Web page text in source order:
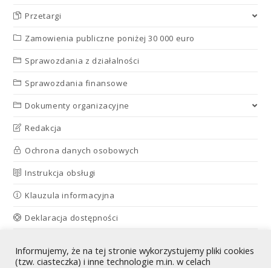
Przetargi
Zamowienia publiczne poniżej 30 000 euro
Sprawozdania z działalności
Sprawozdania finansowe
Dokumenty organizacyjne
Redakcja
Ochrona danych osobowych
Instrukcja obsługi
Klauzula informacyjna
Deklaracja dostępności
Informujemy, że na tej stronie wykorzystujemy pliki cookies
(tzw. ciasteczka) i inne technologie m.in. w celach